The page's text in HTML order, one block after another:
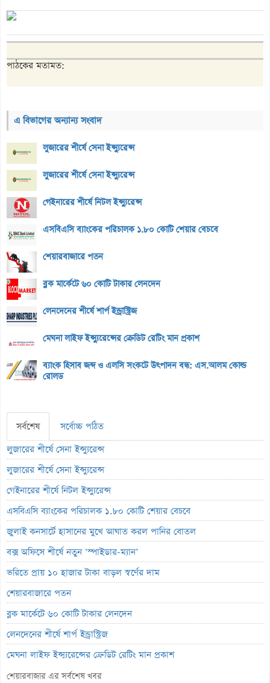
পাঠকের মতামত:
এ বিভাগের অন্যান্য সংবাদ
লুজারের শীর্ষে সেনা ইন্স্যুরেন্স
লুজারের শীর্ষে সেনা ইন্স্যুরেন্স
গেইনারের শীর্ষে নিটল ইন্স্যুরেন্স
এসবিএসি ব্যাংকের পরিচালক ১.৮০ কোটি শেয়ার বেচবে
শেয়ারবাজারে পতন
ব্লক মার্কেটে ৬০ কোটি টাকার লেনদেন
লেনদেনের শীর্ষে শার্প ইন্ড্রাস্ট্রিজ
মেঘনা লাইফ ইন্স্যুরেন্সের ক্রেডিট রেটিং মান প্রকাশ
ব্যাংক হিসাব জব্দ ও এলসি সংকটে উৎপাদন বন্ধ: এস.আলম কোল্ড
রোলড
সর্বশেষ
সর্বোচ্চ পঠিত
লুজারের শীর্ষে সেনা ইন্স্যুরেন্স
লুজারের শীর্ষে সেনা ইন্স্যুরেন্স
গেইনারের শীর্ষে নিটল ইন্স্যুরেন্স
এসবিএসি ব্যাংকের পরিচালক ১.৮০ কোটি শেয়ার বেচবে
জুলাই কনসার্টে হাসানের মুখে আঘাত করল পানির বোতল
বক্স অফিসে শীর্ষে নতুন ‘স্পাইডার-ম্যান’
ভরিতে প্রায় ১০ হাজার টাকা বাড়ল স্বর্ণের দাম
শেয়ারবাজারে পতন
ব্লক মার্কেটে ৬০ কোটি টাকার লেনদেন
লেনদেনের শীর্ষে শার্প ইন্ড্রাস্ট্রিজ
মেঘনা লাইফ ইন্স্যুরেন্সের ক্রেডিট রেটিং মান প্রকাশ
ব্যাংক হিসাব জব্দ ও এলসি সংকটে উৎপাদন বন্ধ: এস.আলম কোল্ড রোলড
শেয়ারবাজার এর সর্বশেষ খবর